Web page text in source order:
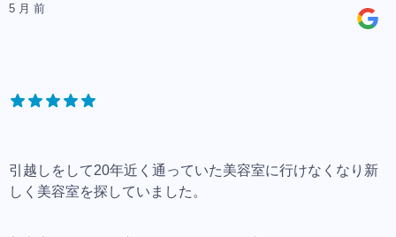
5 月 前
引越しをして20年近く通っていた美容室に行けなくなり新
しく美容室を探していました。